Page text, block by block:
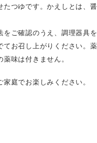
つゆです。かえしとは、醤
ご確認のうえ、調理器具
お召し上がりください。
味は付きません。
庭でお楽しみください。